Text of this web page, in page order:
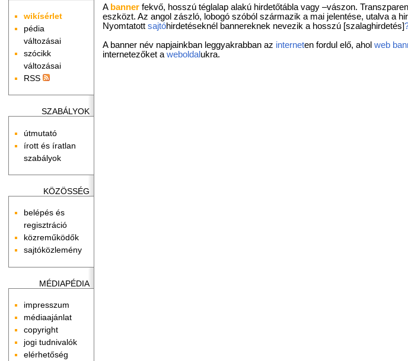
wikísérlet
pédia
változásai
szócikk
változásai
RSS
SZABÁLYOK
útmutató
írott és íratlan
szabályok
KÖZÖSSÉG
belépés és
regisztráció
közreműködők
sajtóközlemény
MÉDIAPÉDIA
impresszum
médiaajánlat
copyright
jogi tudnivalók
elérhetőség
A banner fekvő, hosszú téglalap alakú hirdetőtábla vagy –vászon.
eszközt. Az angol zászló, lobogó szóból származik a mai jelentése, utalva a
Nyomtatottsajtóhirdetéseknél bannereknek nevezik a hosszú [szalaghirdetés]
A banner név napjainkban leggyakrabban az interneten fordul elő, aholweb
internetezőket aweboldal ukra.